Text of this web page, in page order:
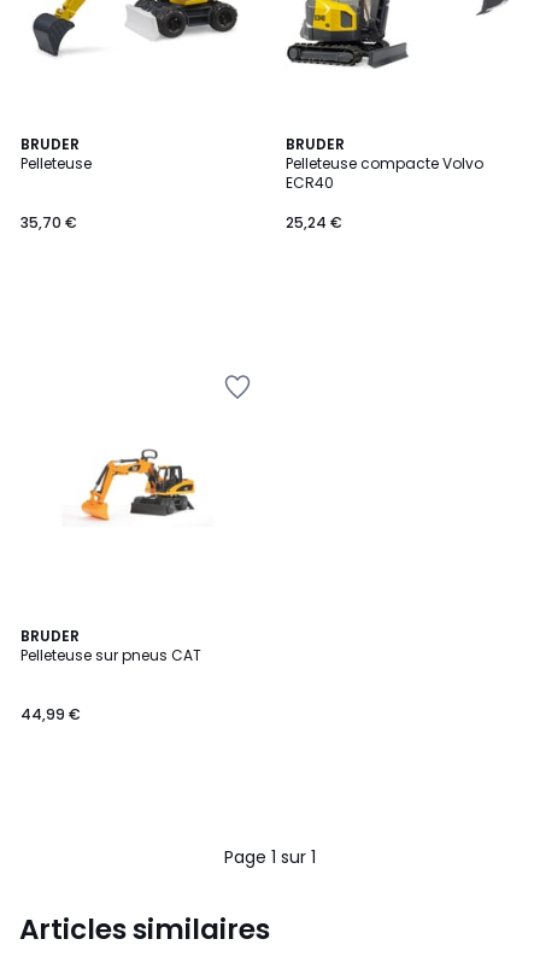
BRUDER
Pelleteuse
35,70 €
BRUDER
Pelleteuse compacte Volvo
ECR40
25,24 €
BRUDER
Pelleteuse sur pneus CAT
44,99 €
Page 1 sur 1
Articles similaires